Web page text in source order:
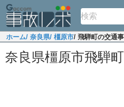
ホーム/ 奈良県/ 橿原市/ 飛騨町の交通
奈良県橿原市飛騨